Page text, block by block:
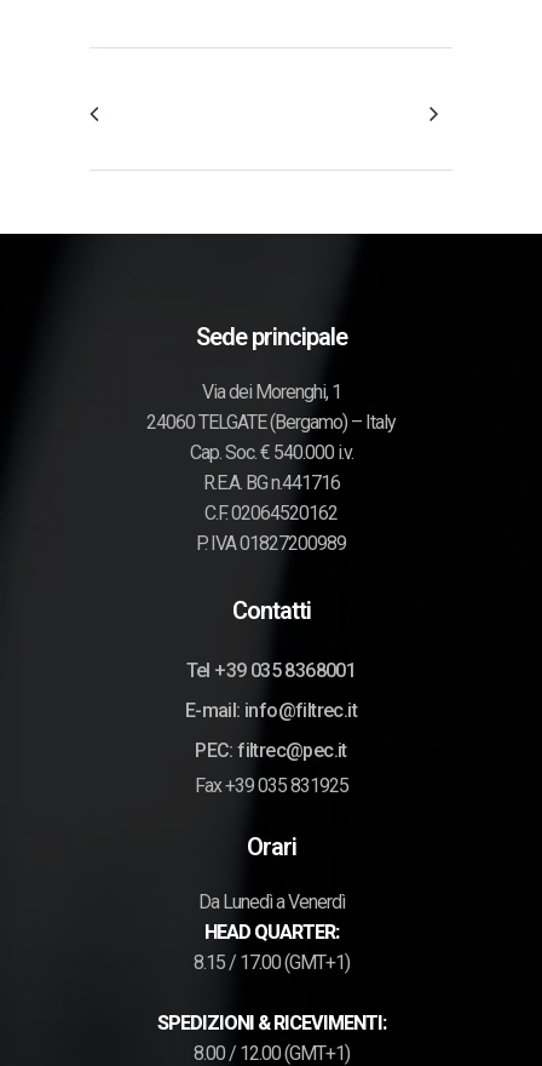
Sede principale
Via dei Morenghi, 1
24060 TELGATE (Bergamo) – Italy
Cap. Soc. € 540.000 i.v.
R.E.A. BG n.441716
C.F. 02064520162
P. IVA 01827200989
Contatti
Tel +39 035 8368001
E-mail: info@filtrec.it
PEC: filtrec@pec.it
Fax +39 035 831925
Orari
Da Lunedì a Venerdì
HEAD QUARTER:
8.15 / 17.00 (GMT+1)
SPEDIZIONI & RICEVIMENTI:
8.00 / 12.00 (GMT+1)